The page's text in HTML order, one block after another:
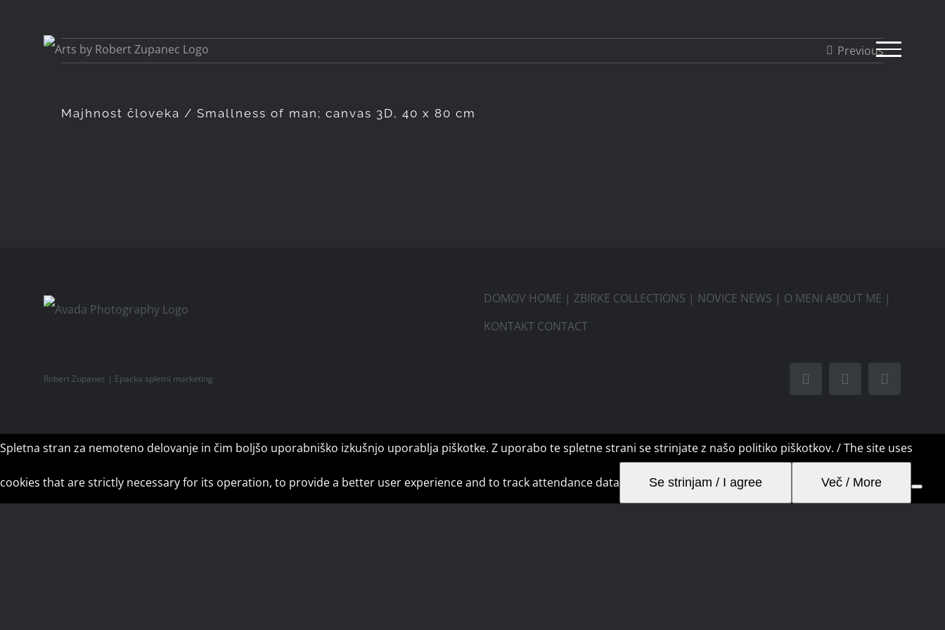
Previous
Majhnost človeka / Smallness of man; canvas 3D, 40 x 80 cm
DOMOV HOME | ZBIRKE COLLECTIONS | NOVICE NEWS | O MENI ABOUT ME |
KONTAKT CONTACT
Robert Zupanec | Epacka spletni marketing FacebookInstagram
Spletna stran za nemoteno delovanje in čim boljšo uporabniško izkušnjo uporablja piškotke. Z uporabo te spletne strani se strinjate z našo politiko piškotkov. / The site uses
cookies that are strictly necessary for its operation, to provide a better user experience and to track attendance data Se strinjam / I agree Več / More